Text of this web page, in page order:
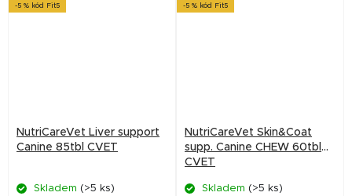
-5 % kód Fit5
NutriCareVet Liver support
Canine 85tbl CVET
Skladem (>5 ks)
-5 % kód Fit5
NutriCareVet Skin&Coat
supp. Canine CHEW 60tbl
CVET
Skladem (>5 ks)